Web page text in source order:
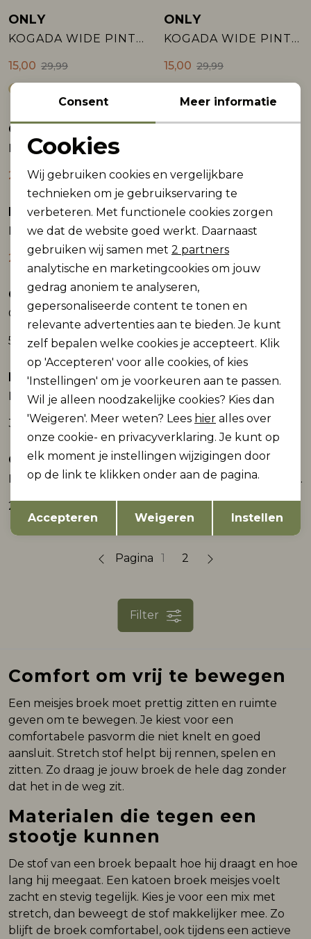
Sale
ONLY
KOGADA WIDE PINTUCK PANT VD SWT
15,00 29,99
Sale
ONLY
KOGADA WIDE PINTUCK PANT VD SWT
15,00 29,99
Garcia
M262525_girls pants
25,00 49,99
Garcia
30,00 59,99
Sale
Raizzed
Paula Sweat pant
22,50
Name It
16,99
Garcia
G52720_girls pants
59,99
Name It mini
29,99
Raizzed
Puck Pant
39,99
No Way Monday
Ki Jeans wide leg
34,99
Garcia
H52801_girls scarf
25,99
Garcia
H52805_girls hairband
Pagina 1 2
Filter
Comfort om vrij te bewegen
Een meisjes broek moet prettig zitten en ruimte
geven om te bewegen. Je kiest voor een
comfortabele pasvorm die niet knelt en goed
aansluit. Stretch stof helpt bij rennen, spelen en
zitten. Zo draag je jouw broek de hele dag zonder
dat het in de weg zit.
Materialen die tegen een
stootje kunnen
De stof van een broek bepaalt hoe hij draagt en hoe
lang hij meegaat. Een katoen broek meisjes voelt
zacht en stevig tegelijk. Kies je voor een mix met
stretch, dan beweegt de stof makkelijker mee. Zo
blijft de broek comfortabel, ook tijdens een actieve
Noodzakelijke cookies
Personalisatie cookies
Analytische cookies
Marketing cookies
Terug Opslaan
Consent Meer informatie
Cookies
Wij gebruiken cookies en vergelijkbare
technieken om je gebruikservaring te
verbeteren. Met functionele cookies zorgen
we dat de website goed werkt. Daarnaast
gebruiken wij samen met 2 partners
analytische en marketingcookies om jouw
gedrag anoniem te analyseren,
gepersonaliseerde content te tonen en
relevante advertenties aan te bieden. Je kunt
zelf bepalen welke cookies je accepteert. Klik
op 'Accepteren' voor alle cookies, of kies
'Instellingen' om je voorkeuren aan te passen.
Wil je alleen noodzakelijke cookies? Kies dan
'Weigeren'. Meer weten? Lees hier alles over
onze cookie- en privacyverklaring. Je kunt op
elk moment je instellingen wijzigingen door
op de link te klikken onder aan de pagina.
Accepteren Weigeren Instellen